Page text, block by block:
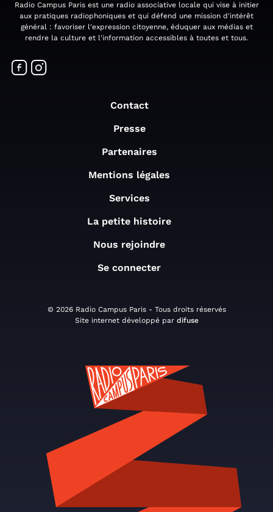
Radio Campus Paris est une radio associative locale qui vise à initier
aux pratiques radiophoniques et qui défend une mission d'intérêt
général : favoriser l'expression citoyenne, éduquer aux médias et
rendre la culture et l'information accessibles à toutes et tous.
Contact
Presse
Partenaires
Mentions légales
Services
La petite histoire
Nous rejoindre
Se connecter
© 2026 Radio Campus Paris - Tous droits réservés
Site internet développé par difuse